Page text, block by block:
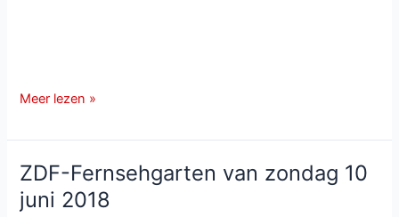
Terugkijken:
Spaß
mit
Andy
Borg
Meer lezen »
ZDF-Fernsehgarten van zondag 10
juni 2018